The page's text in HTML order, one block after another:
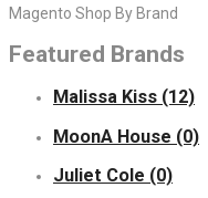
Magento Shop By Brand
Featured Brands
Malissa Kiss (12)
MoonA House (0)
Juliet Cole (0)